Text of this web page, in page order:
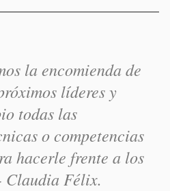
la encomienda de
líderes y
todas las
o competencias
hacerle frente a los
Claudia Félix.